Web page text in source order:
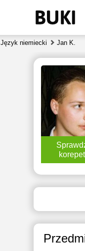
Język niemiecki Jan K.